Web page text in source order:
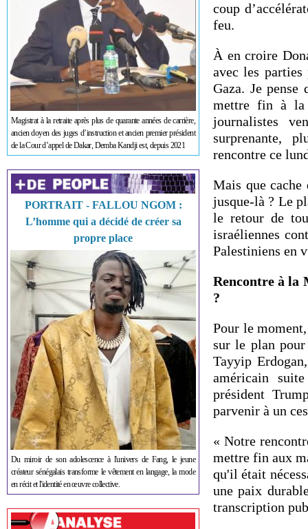
Magistrat à la retraite après plus de quarante années de carrière,
ancien doyen des juges d’instruction et ancien premier président
de la Cour d’appel de Dakar, Demba Kandji est, depuis 2021
PORTRAIT - FALLOU NGOM :
L’homme qui a décidé de créer sa
propre place
Du miroir de son adolescence à l'univers de Fang, le jeune
créateur sénégalais transforme le vêtement en langage, la mode
en récit et l'identité en œuvre collective.
coup
feu.
À en croire
avec les parties
Gaza. Je pense
mettre fin à la
journalistes
surprenante,
rencontre ce
Mais que cache
jusque-là ? Le
le retour de
israéliennes
Palestiniens en
Rencontre à la
?
Pour le
sur le plan pour
Tayyip
américain
président
parvenir à un
« Notre
mettre fin aux
qu'il était
une paix
transcription